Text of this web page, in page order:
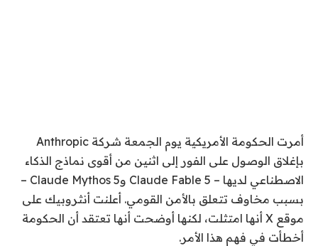
أمرت الحكومة الأمريكية يوم الجمعة شركة Anthropic
بإغلاق الوصول على الفور إلى اثنين من أقوى نماذج الذكاء
الاصطناعي لديها – Claude Fable 5 وClaude Mythos 5 –
بسبب مخاوف تتعلق بالأمن القومي. أعلنت أنثروبيك على
موقع X أنها امتثلت، لكنها أوضحت أنها تعتقد أن الحكومة
أخطأت في فهم هذا الأمر.